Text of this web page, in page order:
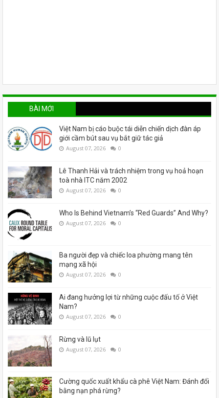
BÀI MỚI
Việt Nam bị cáo buộc tái diễn chiến dịch đàn áp
giới cầm bút sau vụ bắt giữ tác giả
August 07, 2026 0
Lê Thanh Hải và trách nhiệm trong vụ hoả hoạn
toà nhà ITC năm 2002
August 07, 2026 0
Who Is Behind Vietnam’s “Red Guards” And Why?
August 07, 2026 0
Ba người đẹp và chiếc loa phường mang tên
mạng xã hội
August 07, 2026 0
Ai đang hưởng lợi từ những cuộc đấu tố ở Việt
Nam?
August 07, 2026 0
Rừng và lũ lụt
August 07, 2026 0
Cường quốc xuất khẩu cà phê Việt Nam: Đánh đổi
bằng nạn phá rừng?